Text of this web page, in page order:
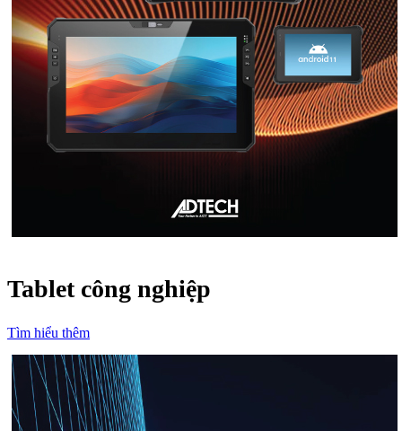
Tablet công nghiệp
Tìm hiểu thêm